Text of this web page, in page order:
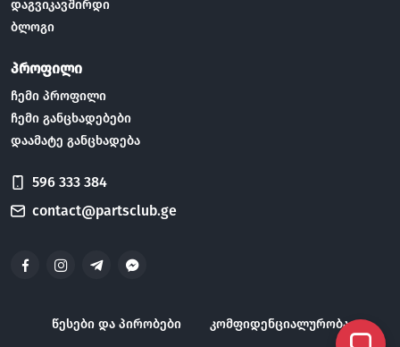
დაგვიკავშირდი
ბლოგი
პროფილი
ჩემი პროფილი
ჩემი განცხადებები
დაამატე განცხადება
596 333 384
contact@partsclub.ge
წესები და პირობები კომფიდენციალურობა